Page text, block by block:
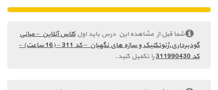
شما قبل از مشاهده این درس باید اولکلاس آنلاین – مبانی
گودبرداری،ژئوتکنیک و سازه های نگهبان – کد 311 – (16 ساعت) –
کد 311990430
را تکمیل کنید.